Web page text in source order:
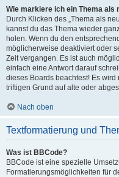
Wie markiere ich ein Thema als
Durch Klicken des „Thema als
kannst du das Thema wieder
holen. Wenn du den
möglicherweise deaktiviert oder
Zeit vergangen. Es ist auch
einfach eine Antwort darauf
dieses Boards beachtest! Es
triftigen Grund auf alte oder
Nach oben
Textformatierung und
Was ist BBCode?
BBCode ist eine spezielle
Formatierungsmöglichkeiten für